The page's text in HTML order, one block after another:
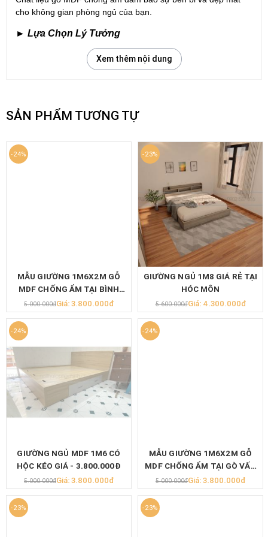
cho không gian phòng ngủ của bạn.
► Lựa Chọn Lý Tưởng
Một sự lựa chọn lý tưởng cho những không gian phòng ngủ,
mang lại sự thoải mái và tiện ích cho cả gia đình.
►Mô Tả Sản Phẩm
Kích thước: Rộng 1m8 x 2m x Cao 30cm đầu giường có hộc
Xem thêm nội dung
SẢN PHẨM TƯƠNG TỰ
-24%
MẪU GIƯỜNG 1M6X2M GỖ
MDF CHỐNG ẨM TẠI BÌNH
TÂN HCM
5.000.000đGiá: 3.800.000đ
-23%
GIƯỜNG NGỦ 1M8 GIÁ RẺ TẠI
HÓC MÔN
5.600.000đGiá: 4.300.000đ
-24%
GIƯỜNG NGỦ MDF 1M6 CÓ
HỘC KÉO GIÁ - 3.800.000Đ
5.000.000đGiá: 3.800.000đ
-24%
MẪU GIƯỜNG 1M6X2M GỖ
MDF CHỐNG ẨM TẠI GÒ VẤP
HCM
5.000.000đGiá: 3.800.000đ
-23% -23%